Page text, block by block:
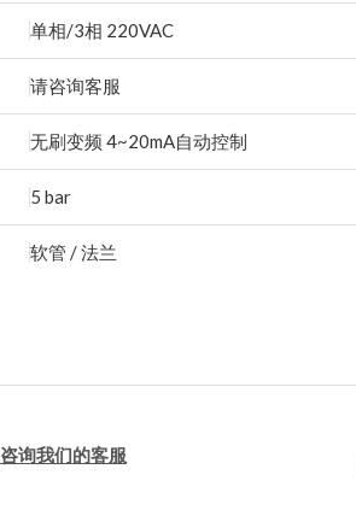
单相/3相 220VAC
请咨询客服
无刷变频 4~20mA自动控制
5 bar
软管 / 法兰
咨询我们的客服